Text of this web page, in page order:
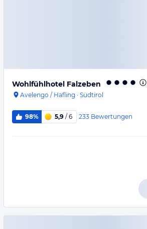
Wohlfühlhotel Falzeben
Avelengo / Hafling · Südtirol
98% 5,9 / 6 233 Bewertungen